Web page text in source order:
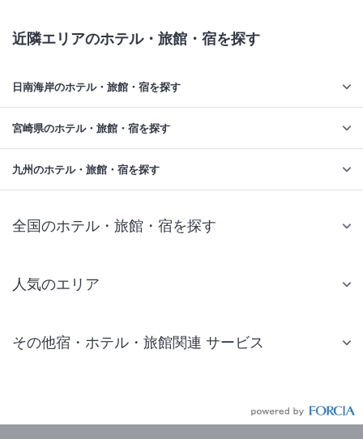
近隣エリアのホテル・旅館・宿を探す
日南海岸のホテル・旅館・宿を探す
宮崎県のホテル・旅館・宿を探す
九州のホテル・旅館・宿を探す
全国のホテル・旅館・宿を探す
人気のエリア
仙台 ホテル
その他宿・ホテル・旅館関連 サービス